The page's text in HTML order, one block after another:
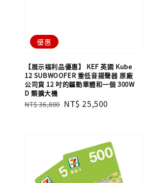
優惠
【展示福利品優惠】 KEF 英國 Kube
12 SUBWOOFER 重低音揚聲器 原廠
公司貨 12 吋的驅動單體和一個 300W
D 類擴大機
Regular
NT$ 36,800 Sale
NT$ 25,500